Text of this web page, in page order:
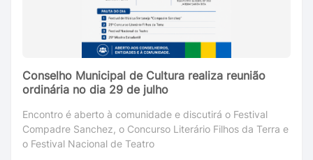
Conselho Municipal de Cultura realiza reunião
ordinária no dia 29 de julho
Encontro é aberto à comunidade e discutirá o Festival
Compadre Sanchez, o Concurso Literário Filhos da Terra e
o Festival Nacional de Teatro